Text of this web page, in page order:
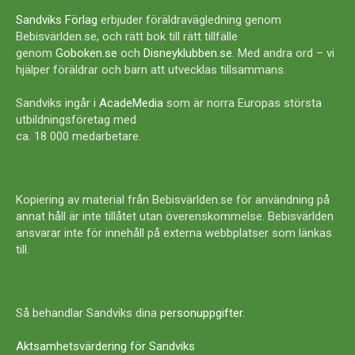
Sandviks Förlag erbjuder föräldravägledning genom
Bebisvärlden.se, och rätt bok till rätt tillfälle
genom Goboken.se och Disneyklubben.se . Med andra ord – vi
hjälper föräldrar och barn att utvecklas tillsammans.
Sandviks ingår i AcadeMedia som är norra Europas största
utbildningsföretag med
ca. 18 000 medarbetare.
Kopiering av material från Bebisvärlden.se för användning på
annat håll är inte tillåtet utan överenskommelse. Bebisvärlden
ansvarar inte för innehåll på externa webbplatser som länkas
till.
Så behandlar Sandviks dina personuppgifter.
Aktsamhetsvärdering för Sandviks